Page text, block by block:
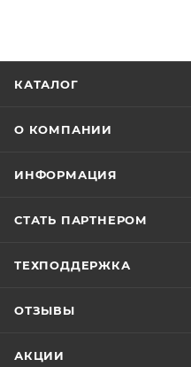
КАТАЛОГ
О КОМПАНИИ
ИНФОРМАЦИЯ
СТАТЬ ПАРТНЕРОМ
ТЕХПОДДЕРЖКА
ОТЗЫВЫ
АКЦИИ